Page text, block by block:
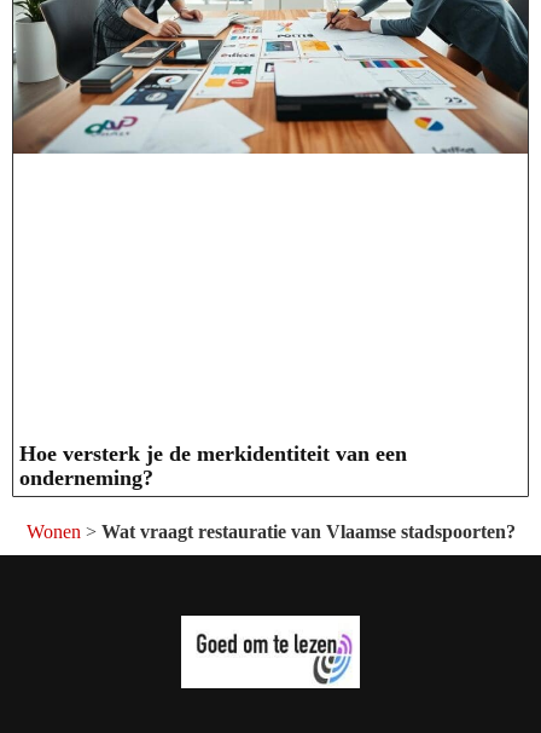
Hoe versterk je de merkidentiteit van een
onderneming?
Wonen > Wat vraagt restauratie van Vlaamse stadspoorten?